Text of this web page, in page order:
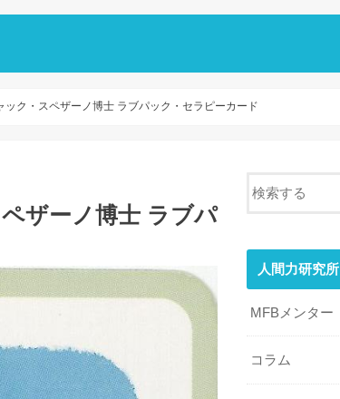
ク・スペザーノ博士 ラブパック・セラピーカード
ザーノ博士 ラブパ
人間力研究所
MFBメンター
コラム